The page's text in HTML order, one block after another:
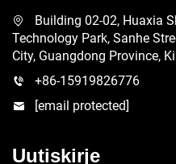
Building 02-02, Huaxia
Technology Park, Sanhe
City, Guangdong Province,
+86-15919826776
[email protected]
Uutiskirje